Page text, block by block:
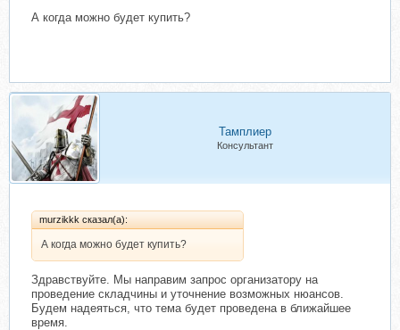
А когда можно будет купить?
Тамплиер
Консультант
murzikkk сказал(а):
А когда можно будет купить?
Здравствуйте. Мы направим запрос организатору на
проведение складчины и уточнение возможных нюансов.
Будем надеяться, что тема будет проведена в ближайшее
время.